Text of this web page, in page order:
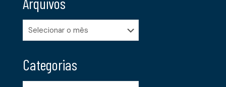
Arquivos
Categorias